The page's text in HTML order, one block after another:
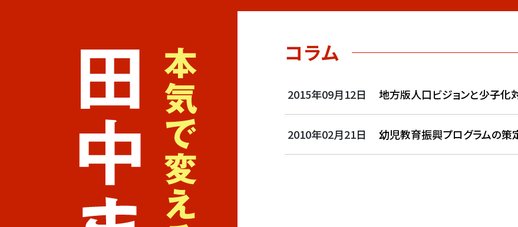
コラム
2015年09月12日 地方版人口ビジョンと少子
2010年02月21日 幼児教育振興プログラムの